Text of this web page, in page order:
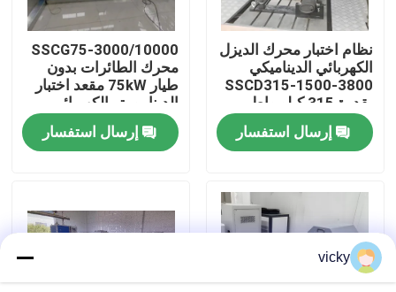
اتصل بنا
أخبار
مقياس قوة عزم الدوران
دينامومتر عالي السرعة
نظام اختبار محرك الديزل
الكهربائي الديناميكي
SSCD315-1500-3800
بقدرة 315 كيلو واط
إرسال استفسار
SSCG75-3000/10000
محرك الطائرات بدون
طيار 75kW مقعد اختبار
الدينامومتر الكهربائي
إرسال استفسار
vicky